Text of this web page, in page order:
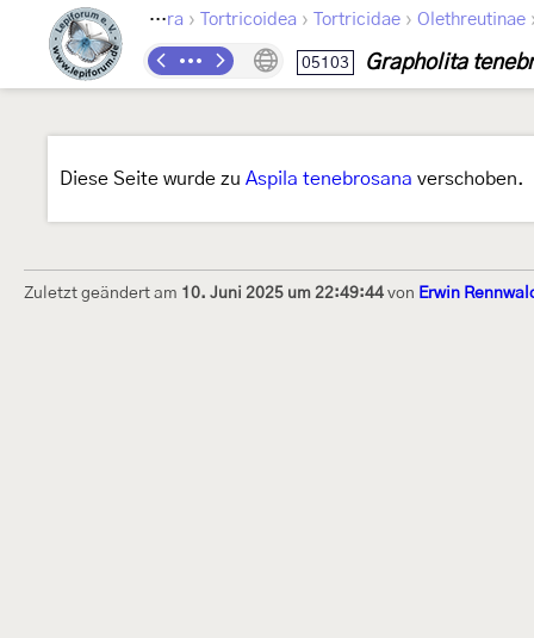
Lepidoptera › Tortricoidea › Tortricidae › Olethreutinae
05103 Grapholita
Diese Seite wurde zu Aspila tenebrosana verschoben.
Zuletzt geändert am 10. Juni 2025 um 22:49:44 von Erwin